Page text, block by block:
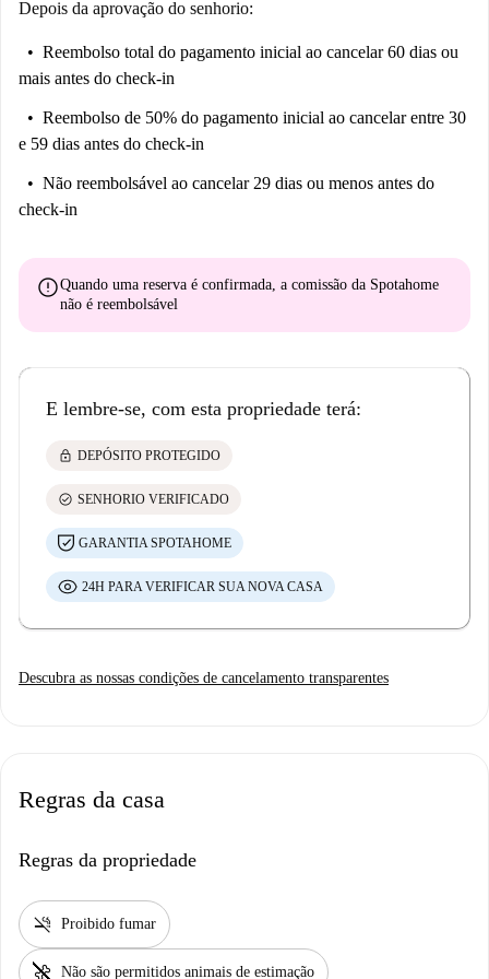
Depois da aprovação do senhorio:
Reembolso total do pagamento inicial ao cancelar 60 dias ou
mais antes do check-in
Reembolso de 50% do pagamento inicial ao cancelar entre 30
e 59 dias antes do check-in
Não reembolsável ao cancelar 29 dias ou menos antes do
check-in
errorQuando uma reserva é confirmada, a comissão da Spotahome
não é reembolsável
E lembre-se, com esta propriedade terá:
lock DEPÓSITO PROTEGIDO
check_circle SENHORIO VERIFICADO
GARANTIA SPOTAHOME
24H PARA VERIFICAR SUA NOVA CASA
Descubra as nossas condições de cancelamento transparentes
Regras da casa
Regras da propriedade
smoke_free Proibido fumar
pet_supplies Não são permitidos animais de estimação